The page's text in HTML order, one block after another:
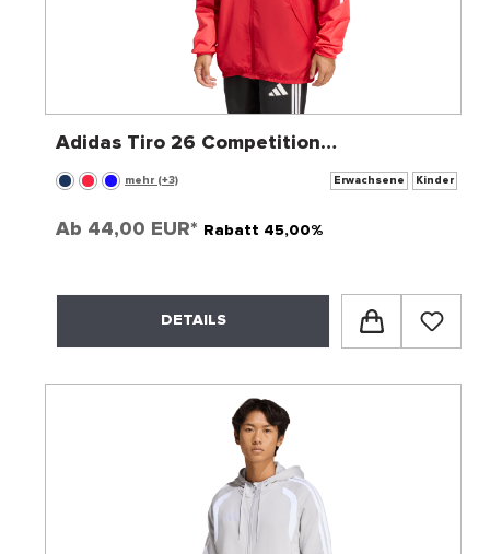
Adidas Tiro 26 Competition
Allwetterjacke
mehr (+3) Erwachsene Kinder
Ab 44,00 EUR* Rabatt 45,00%
DETAILS